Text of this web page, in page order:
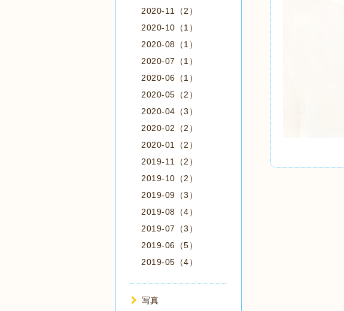
2020-11（2）
2020-10（1）
2020-08（1）
2020-07（1）
2020-06（1）
2020-05（2）
2020-04（3）
2020-02（2）
2020-01（2）
2019-11（2）
2019-10（2）
2019-09（3）
2019-08（4）
2019-07（3）
2019-06（5）
2019-05（4）
写真